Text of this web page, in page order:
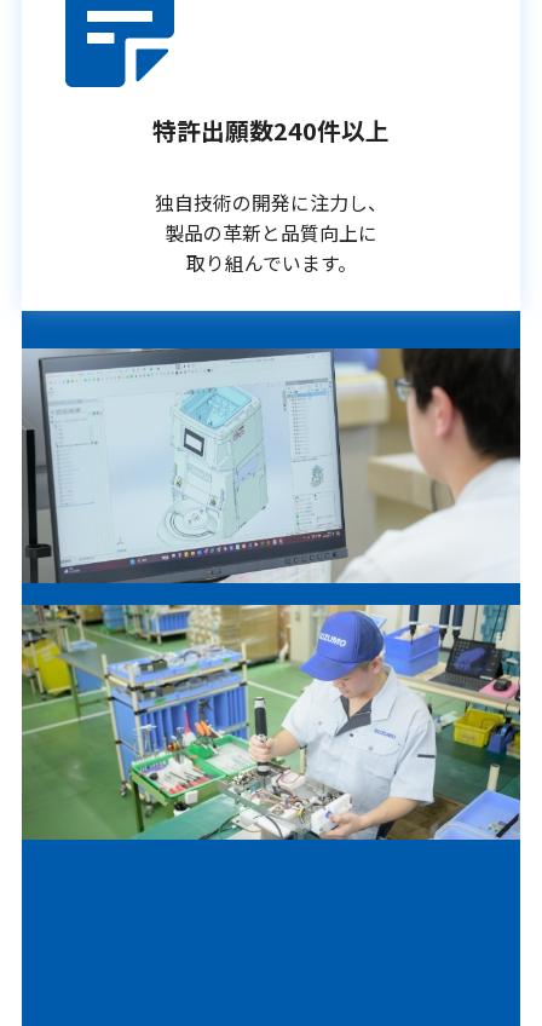
特許出願数240件以上
独自技術の開発に注力し、
製品の革新と品質向上に
取り組んでいます。